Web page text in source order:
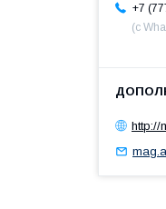
+7
(с
http://